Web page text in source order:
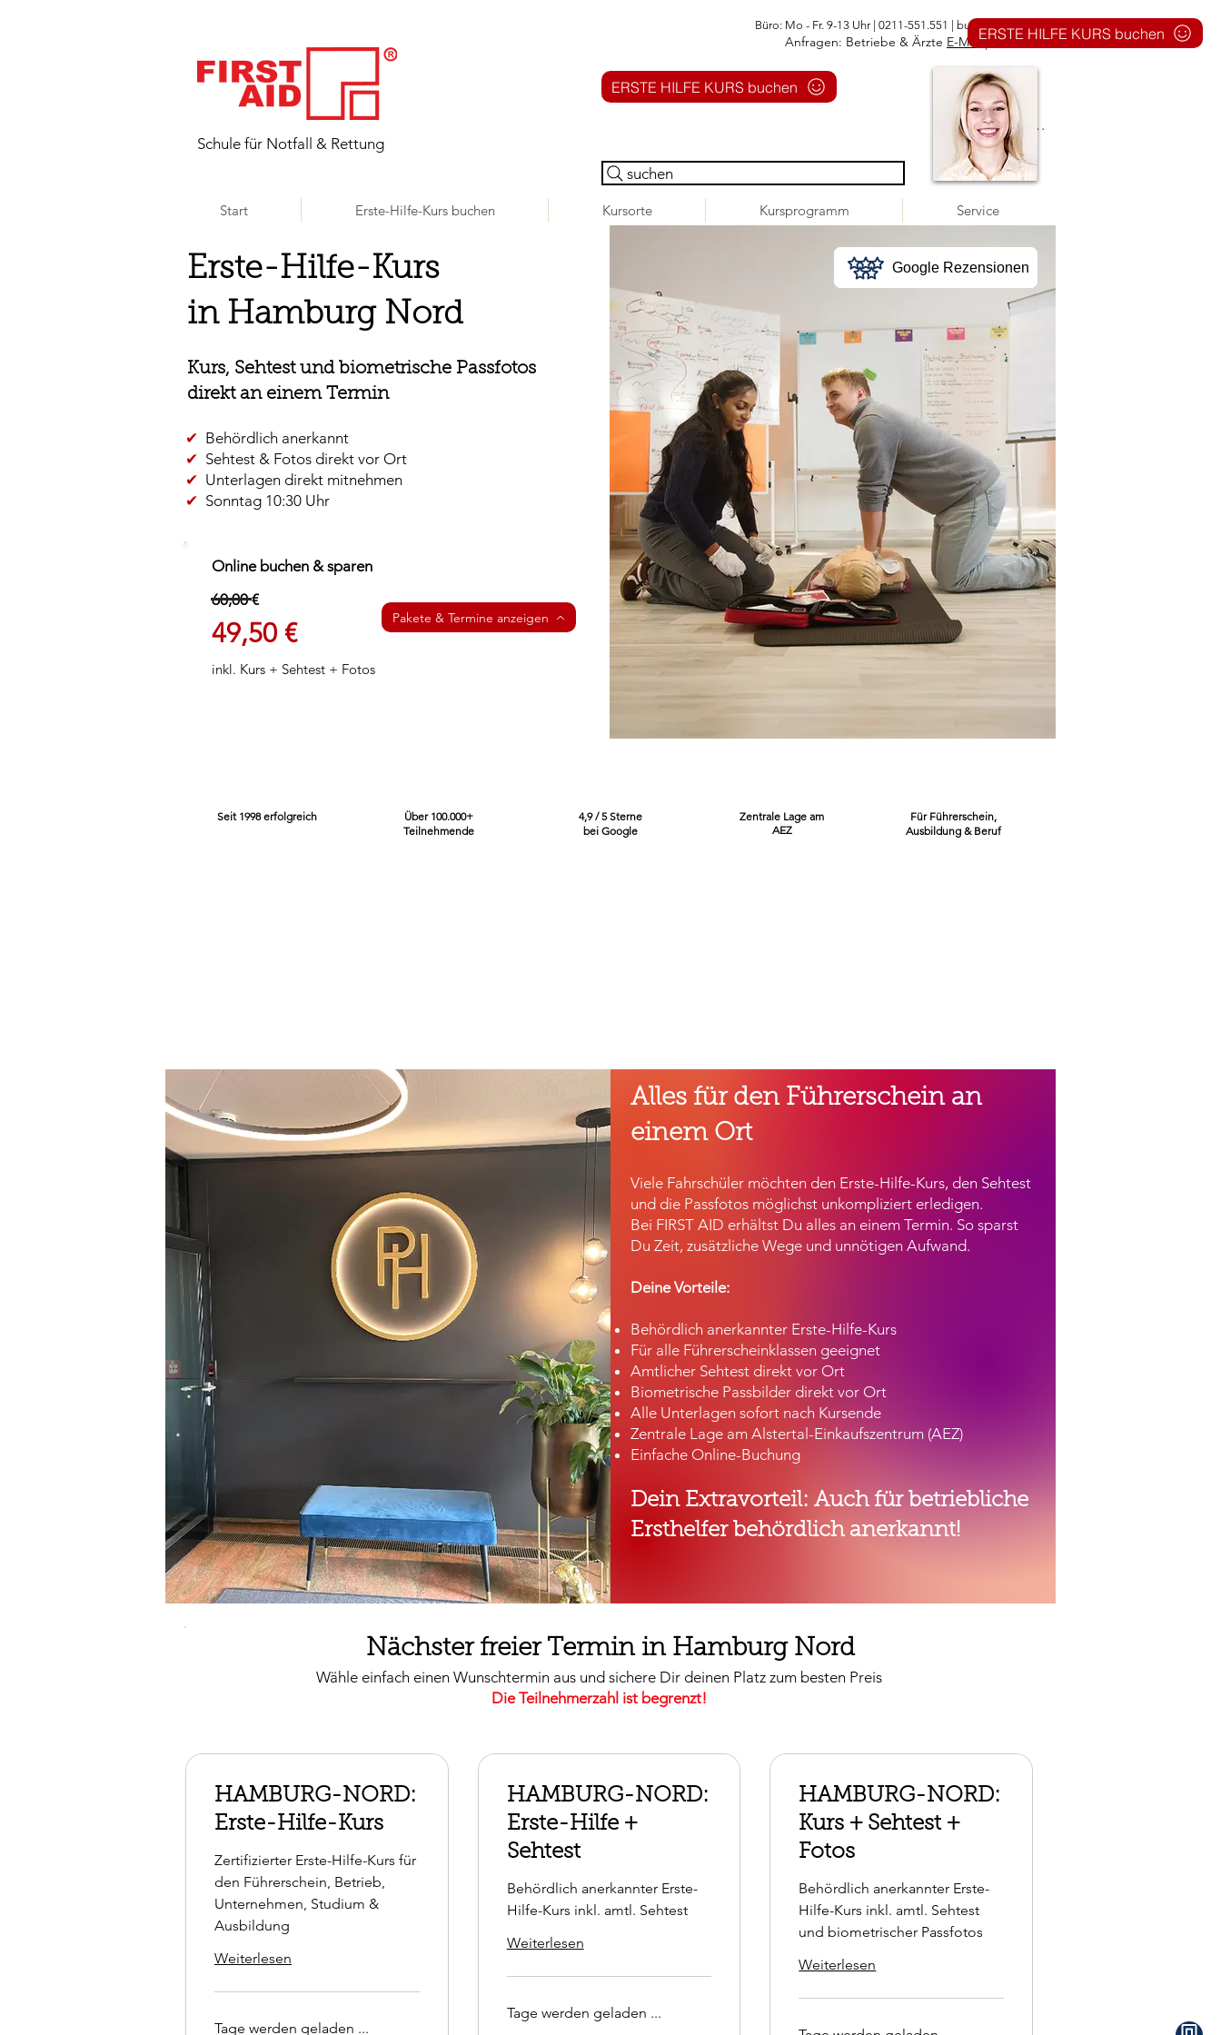
ERSTE HILFE KURS buchen
​Schule für Notfall & Rettung
Büro: Mo - Fr. 9-13 Uhr | 0211-551.551 | buero@1aid.de
Anfragen: Betriebe & Ärzte E-Mail| Telefon
ERSTE HILFE KURS buchen
Anmelden
suchen
Start Erste-Hilfe-Kurs buchen Kursorte Kursprogramm Service
Erste-Hilfe-Kurs
in Hamburg Nord
Kurs, Sehtest und biometrische Passfotos
direkt an einem Termin
✔ Behördlich anerkannt
✔ Sehtest & Fotos direkt vor Ort
✔ Unterlagen direkt mitnehmen
✔ Sonntag 10:30 Uhr
Online buchen & sparen
60,00 €
49,50 €
​inkl. Kurs + Sehtest + Fotos
Pakete & Termine anzeigen
Google Rezensionen
Seit 1998 erfolgreich
Über 100.000+
Teilnehmende
4,9 / 5 Sterne
bei Google
Zentrale Lage am
AEZ
Für Führerschein,
Ausbildung & Beruf
Alles für den Führerschein an
einem Ort
Viele Fahrschüler möchten den Erste-Hilfe-Kurs, den Sehtest
und die Passfotos möglichst unkompliziert erledigen.
Bei FIRST AID erhältst Du alles an einem Termin. So sparst
Du Zeit, zusätzliche Wege und unnötigen Aufwand.
Deine Vorteile:
Behördlich anerkannter Erste-Hilfe-Kurs
Für alle Führerscheinklassen geeignet
Amtlicher Sehtest direkt vor Ort
Biometrische Passbilder direkt vor Ort
Alle Unterlagen sofort nach Kursende
Zentrale Lage am Alstertal-Einkaufszentrum (AEZ)
Einfache Online-Buchung
Dein Extravorteil: Auch für betriebliche
Ersthelfer behördlich anerkannt!
Nächster freier Termin in Hamburg Nord
Wähle einfach einen Wunschtermin aus und sichere Dir deinen Platz zum besten Preis
Die Teilnehmerzahl ist begrenzt!
HAMBURG-NORD:
Erste-Hilfe-Kurs
Zertifizierter Erste-Hilfe-Kurs für
den Führerschein, Betrieb,
Unternehmen, Studium &
Ausbildung
Weiterlesen
Tage werden geladen ...
HAMBURG-NORD:
Erste-Hilfe +
Sehtest
Behördlich anerkannter Erste-
Hilfe-Kurs inkl. amtl. Sehtest
Weiterlesen
Tage werden geladen ...
HAMBURG-NORD:
Kurs + Sehtest +
Fotos
Behördlich anerkannter Erste-
Hilfe-Kurs inkl. amtl. Sehtest
und biometrischer Passfotos
Weiterlesen